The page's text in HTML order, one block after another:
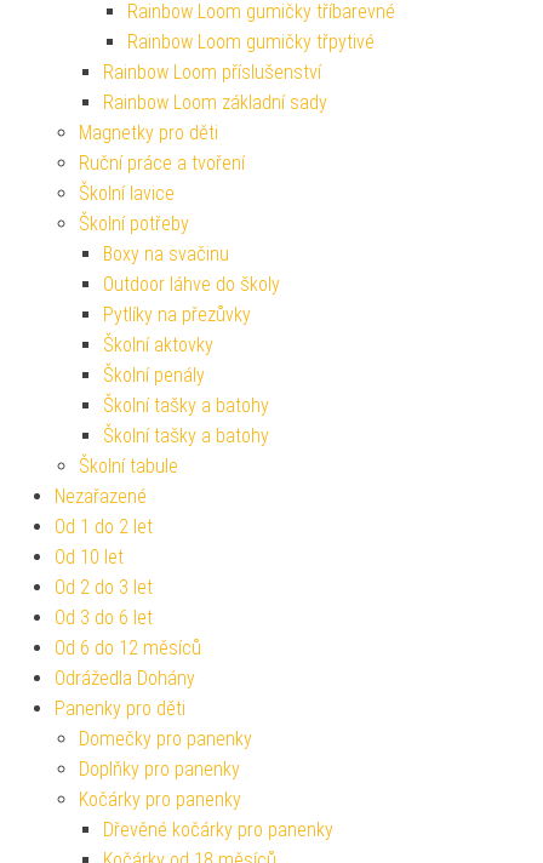
Rainbow Loom gumičky tříbarevné
Rainbow Loom gumičky třpytivé
Rainbow Loom příslušenství
Rainbow Loom základní sady
Magnetky pro děti
Ruční práce a tvoření
Školní lavice
Školní potřeby
Boxy na svačinu
Outdoor láhve do školy
Pytlíky na přezůvky
Školní aktovky
Školní penály
Školní tašky a batohy
Školní tašky a batohy
Školní tabule
Nezařazené
Od 1 do 2 let
Od 10 let
Od 2 do 3 let
Od 3 do 6 let
Od 6 do 12 měsíců
Odrážedla Dohány
Panenky pro děti
Domečky pro panenky
Doplňky pro panenky
Kočárky pro panenky
Dřevěné kočárky pro panenky